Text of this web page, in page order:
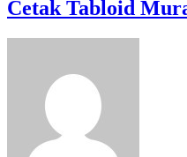
Cetak Tabloid